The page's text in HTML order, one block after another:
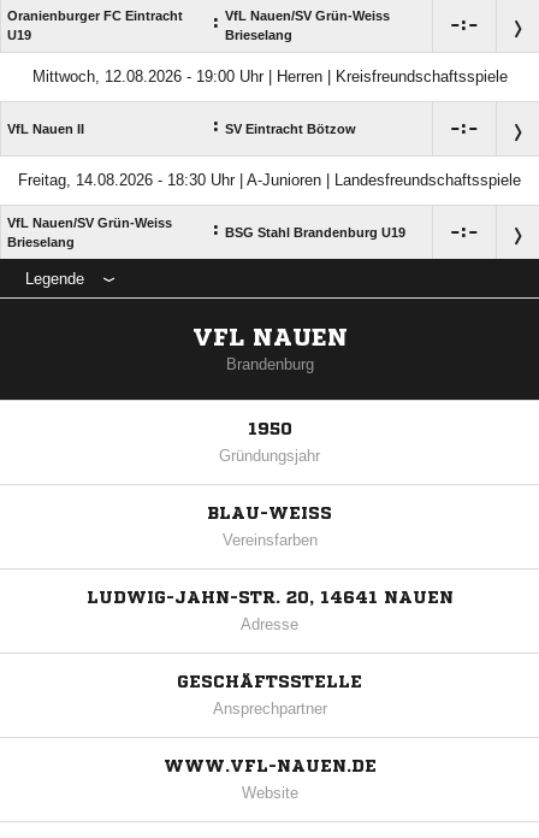
Oranienburger FC Eintracht
U19
: VfL Nauen/​SV Grün-Weiss
Brieselang
:
Mittwoch, 12.08.2026 - 19:00 Uhr | Herren | Kreisfreundschaftsspiele
VfL Nauen II : SV Eintracht Bötzow :
Freitag, 14.08.2026 - 18:30 Uhr | A-Junioren | Landesfreundschaftsspiele
VfL Nauen/​SV Grün-Weiss
Brieselang
: BSG Stahl Brandenburg U19 :
Legende
VFL NAUEN
Brandenburg
1950
Gründungsjahr
BLAU-WEISS
Vereinsfarben
LUDWIG-JAHN-STR. 20, 14641 NAUEN
Adresse
GESCHÄFTSSTELLE
Ansprechpartner
WWW.VFL-NAUEN.DE
Website